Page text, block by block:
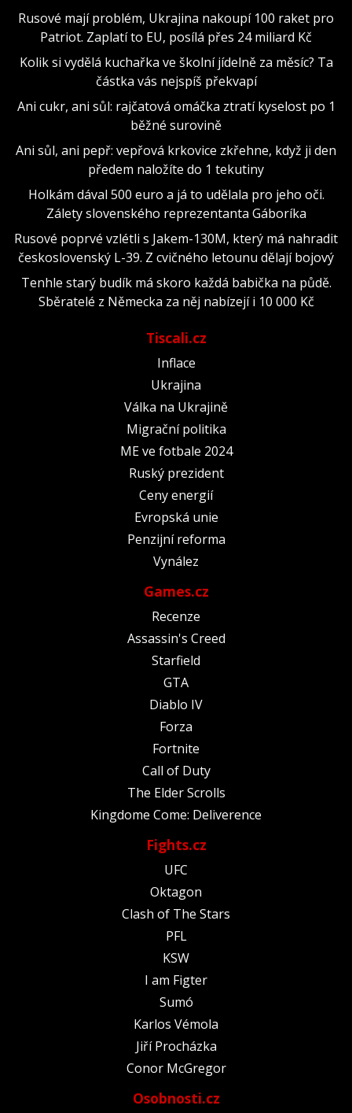
Rusové mají problém, Ukrajina nakoupí 100 raket pro
Patriot. Zaplatí to EU, posílá přes 24 miliard Kč
Kolik si vydělá kuchařka ve školní jídelně za měsíc? Ta
částka vás nejspíš překvapí
Ani cukr, ani sůl: rajčatová omáčka ztratí kyselost po 1
běžné surovině
Ani sůl, ani pepř: vepřová krkovice zkřehne, když ji den
předem naložíte do 1 tekutiny
Holkám dával 500 euro a já to udělala pro jeho oči.
Zálety slovenského reprezentanta Gáboríka
Rusové poprvé vzlétli s Jakem-130M, který má nahradit
československý L-39. Z cvičného letounu dělají bojový
Tenhle starý budík má skoro každá babička na půdě.
Sběratelé z Německa za něj nabízejí i 10 000 Kč
Tiscali.cz
Inflace
Ukrajina
Válka na Ukrajině
Migrační politika
ME ve fotbale 2024
Ruský prezident
Ceny energií
Evropská unie
Penzijní reforma
Vynález
Games.cz
Recenze
Assassin's Creed
Starfield
GTA
Diablo IV
Forza
Fortnite
Call of Duty
The Elder Scrolls
Kingdome Come: Deliverence
Fights.cz
UFC
Oktagon
Clash of The Stars
PFL
KSW
I am Figter
Sumó
Karlos Vémola
Jiří Procházka
Conor McGregor
Osobnosti.cz